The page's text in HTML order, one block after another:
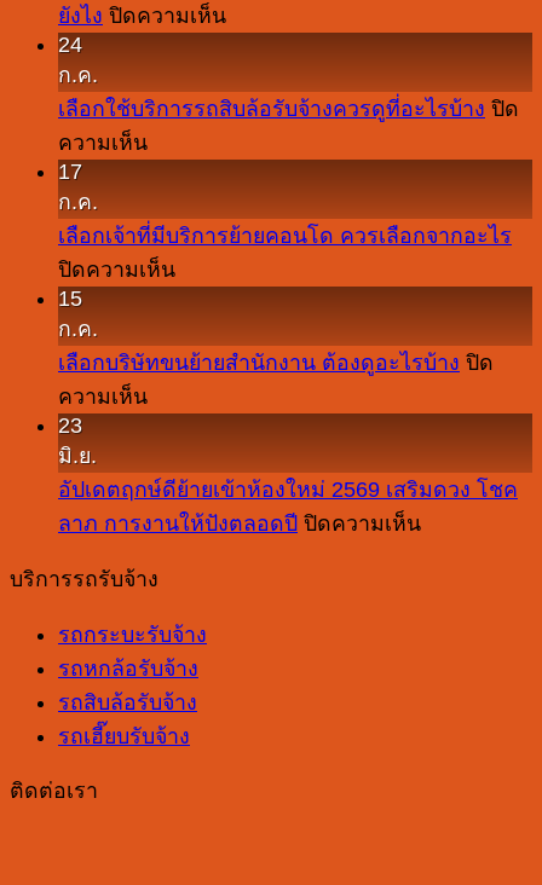
ยังไง ปิดความเห็นบน
เอง
รถ
กระบะ
ขน
ย้าย
ต่าง
ยัง
ไง
24
ก.ค.
เลือกใช้บริการรถสิบล้อรับจ้างควรดูที่อะไรบ้าง ปิด
ความเห็นบน
บริการ
รถ
ล้อ
รับจ้าง
ควร
ที่
อะไร
17
ก.ค.
เลือกเจ้าที่มีบริการย้ายคอนโด ควรเลือกจากอะไร
ปิดความเห็นบน
ที่
ย้าย
คอน
โด
จาก
อะไร
15
ก.ค.
เลือกบริษัทขนย้ายสำนักงาน ต้องดูอะไรบ้าง ปิด
ความเห็นบน
ขน
ย้าย
ดู
อะไร
บ้าง
23
มิ.ย.
อัปเดตฤกษ์ดีย้ายเข้าห้องใหม่ 2569 เสริมดวง โชค
ลาภ การงานให้ปังตลอดปี ปิดความเห็นบน
บริการรถรับจ้าง
รถกระบะรับจ้าง
รถหกล้อรับจ้าง
รถสิบล้อรับจ้าง
รถเฮี๊ยบรับจ้าง
ติดต่อเรา